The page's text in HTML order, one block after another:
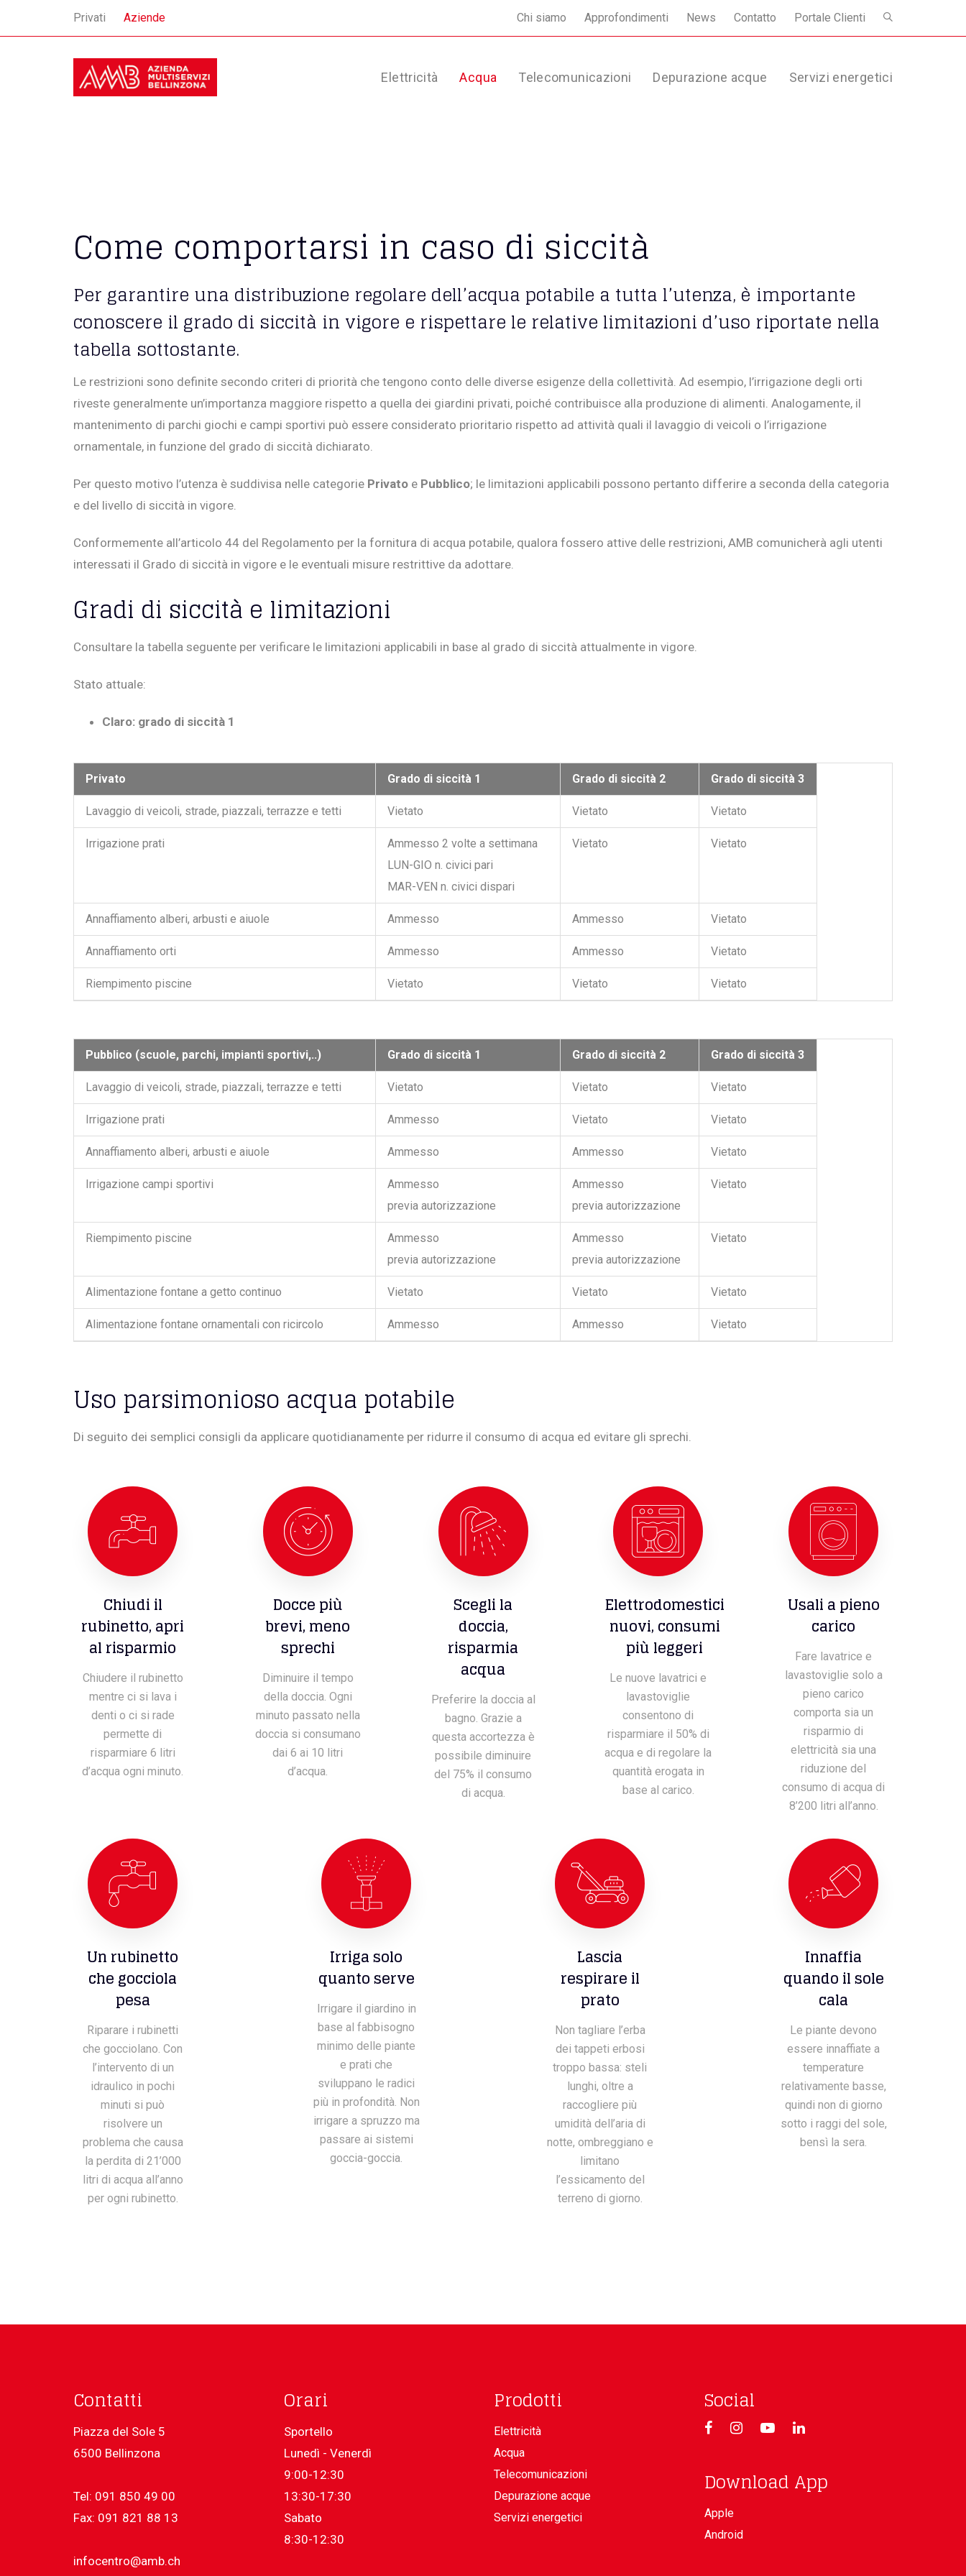
Privati Aziende Chi siamo Approfondimenti News Contatto Portale Clienti
Elettricità Acqua Telecomunicazioni Depurazione acque Servizi energetici
Come comportarsi in caso di siccità
Per garantire una distribuzione regolare dell’acqua potabile a tutta l’utenza, è importante
conoscere il grado di siccità in vigore e rispettare le relative limitazioni d’uso riportate nella
tabella sottostante.
Le restrizioni sono definite secondo criteri di priorità che tengono conto delle diverse esigenze della collettività. Ad esempio, l’irrigazione degli orti
riveste generalmente un’importanza maggiore rispetto a quella dei giardini privati, poiché contribuisce alla produzione di alimenti. Analogamente, il
mantenimento di parchi giochi e campi sportivi può essere considerato prioritario rispetto ad attività quali il lavaggio di veicoli o l’irrigazione
ornamentale, in funzione del grado di siccità dichiarato.
Per questo motivo l’utenza è suddivisa nelle categorie Privato e Pubblico; le limitazioni applicabili possono pertanto differire a seconda della categoria
e del livello di siccità in vigore.
Conformemente all’articolo 44 del Regolamento per la fornitura di acqua potabile, qualora fossero attive delle restrizioni, AMB comunicherà agli utenti
interessati il Grado di siccità in vigore e le eventuali misure restrittive da adottare.
Gradi di siccità e limitazioni
Consultare la tabella seguente per verificare le limitazioni applicabili in base al grado di siccità attualmente in vigore.
Stato attuale:
Claro: grado di siccità 1
Privato Grado di siccità 1 Grado di siccità 2 Grado di siccità 3
Lavaggio di veicoli, strade, piazzali, terrazze e tetti Vietato Vietato Vietato
Irrigazione prati
Ammesso 2 volte a settimana
LUN-GIO n. civici pari
MAR-VEN n. civici dispari
Vietato Vietato
Annaffiamento alberi, arbusti e aiuole Ammesso Ammesso Vietato
Annaffiamento orti Ammesso Ammesso Vietato
Riempimento piscine Vietato Vietato Vietato
Pubblico (scuole, parchi, impianti sportivi,..) Grado di siccità 1 Grado di siccità 2 Grado di siccità 3
Lavaggio di veicoli, strade, piazzali, terrazze e tetti Vietato Vietato Vietato
Irrigazione prati Ammesso Vietato Vietato
Annaffiamento alberi, arbusti e aiuole Ammesso Ammesso Vietato
Irrigazione campi sportivi
Ammesso
previa autorizzazione
Ammesso
previa autorizzazione
Vietato
Riempimento piscine
Ammesso
previa autorizzazione
Ammesso
previa autorizzazione
Vietato
Alimentazione fontane a getto continuo Vietato Vietato Vietato
Alimentazione fontane ornamentali con ricircolo Ammesso Ammesso Vietato
Uso parsimonioso acqua potabile
Di seguito dei semplici consigli da applicare quotidianamente per ridurre il consumo di acqua ed evitare gli sprechi.
Chiudi il
rubinetto, apri
al risparmio
Chiudere il rubinetto
mentre ci si lava i
denti o ci si rade
permette di
risparmiare 6 litri
d’acqua ogni minuto.
Docce più
brevi, meno
sprechi
Diminuire il tempo
della doccia. Ogni
minuto passato nella
doccia si consumano
dai 6 ai 10 litri
d’acqua.
Scegli la
doccia,
risparmia
acqua
Preferire la doccia al
bagno. Grazie a
questa accortezza è
possibile diminuire
del 75% il consumo
di acqua.
Elettrodomestici
nuovi, consumi
più leggeri
Le nuove lavatrici e
lavastoviglie
consentono di
risparmiare il 50% di
acqua e di regolare la
quantità erogata in
base al carico.
Usali a pieno
carico
Fare lavatrice e
lavastoviglie solo a
pieno carico
comporta sia un
risparmio di
elettricità sia una
riduzione del
consumo di acqua di
8’200 litri all’anno.
Un rubinetto
che gocciola
pesa
Riparare i rubinetti
che gocciolano. Con
l’intervento di un
idraulico in pochi
minuti si può
risolvere un
problema che causa
la perdita di 21’000
litri di acqua all’anno
per ogni rubinetto.
Irriga solo
quanto serve
Irrigare il giardino in
base al fabbisogno
minimo delle piante
e prati che
sviluppano le radici
più in profondità. Non
irrigare a spruzzo ma
passare ai sistemi
goccia-goccia.
Lascia
respirare il
prato
Non tagliare l’erba
dei tappeti erbosi
troppo bassa: steli
lunghi, oltre a
raccogliere più
umidità dell’aria di
notte, ombreggiano e
limitano
l’essicamento del
terreno di giorno.
Innaffia
quando il sole
cala
Le piante devono
essere innaffiate a
temperature
relativamente basse,
quindi non di giorno
sotto i raggi del sole,
bensì la sera.
Contatti
Piazza del Sole 5
6500 Bellinzona
Tel: 091 850 49 00
Fax: 091 821 88 13
infocentro@amb.ch
Orari
Sportello
Lunedì - Venerdì
9:00-12:30
13:30-17:30
Sabato
8:30-12:30
Prodotti
Elettricità
Acqua
Telecomunicazioni
Depurazione acque
Servizi energetici
Social
Download App
Apple
Android